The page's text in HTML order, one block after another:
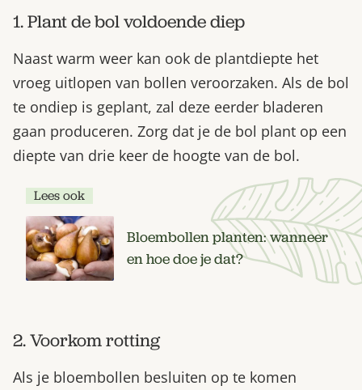
1. Plant de bol voldoende diep
Naast warm weer kan ook de plantdiepte het
vroeg uitlopen van bollen veroorzaken. Als de bol
te ondiep is geplant, zal deze eerder bladeren
gaan produceren. Zorg dat je de bol plant op een
diepte van drie keer de hoogte van de bol.
Lees ook
Bloembollen planten: wanneer
en hoe doe je dat?
2. Voorkom rotting
Als je bloembollen besluiten op te komen